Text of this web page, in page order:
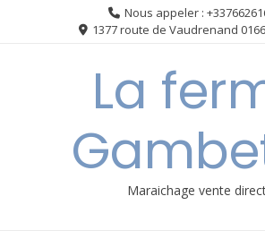
Nous appeler :
1377 route de Vaudrenand
La
Maraichage vente